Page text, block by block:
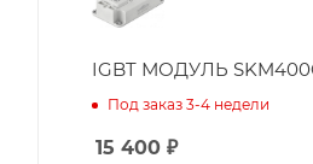
IGBT МОДУЛЬ
Под заказ 3-4 недели
15 400 ₽